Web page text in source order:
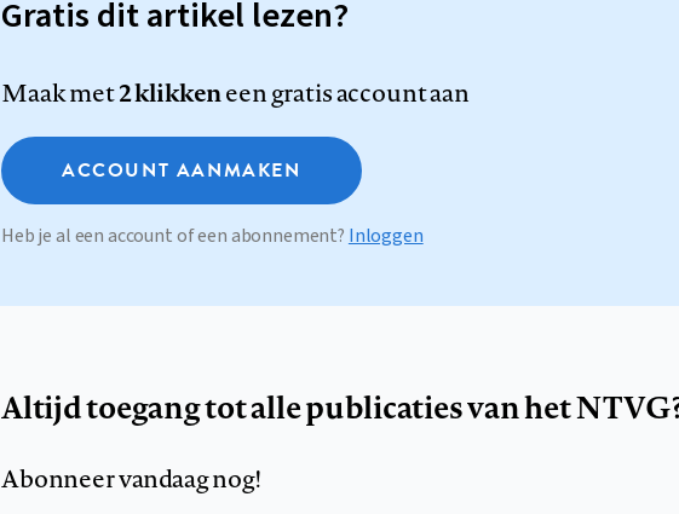
Gratis dit artikel lezen?
Maak met2 klikkeneen gratis account aan
ACCOUNT AANMAKEN
Heb je al een account of een abonnement? Inloggen
Altijd toegang tot alle publicaties van het
Abonneer vandaag nog!